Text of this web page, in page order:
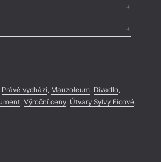
rubrika
Právě vychází, Mauzoleum, Divadlo,
, Výroční ceny, Útvary Sylvy Ficové,